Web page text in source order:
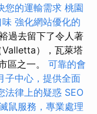
您的運輸需求 桃園
味 強化網站優化的
過去留下了令人著
Valletta），瓦萊塔
區之一。 可靠的會
子中心，提供全面
法律上的疑惑 SEO
鼠服務，專業處理